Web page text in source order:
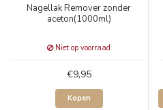
Nagellak Remover zonder
aceton(1000ml)
Niet op voorraad
€9,95
Kopen